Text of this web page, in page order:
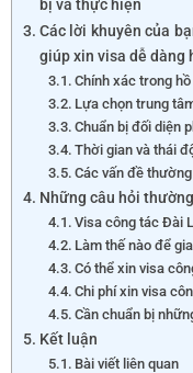
bị và thực hiện
Các lời khuyên của
giúp xin visa dễ dàng
Chính xác trong
Lựa chọn trung
Chuẩn bị đối diện
Thời gian và thái
Các vấn đề
Những câu hỏi
Visa công tác Đài
Làm thế nào để
Có thể xin visa
Chi phí xin visa
Cần chuẩn bị
Kết luận
Bài viết liên quan